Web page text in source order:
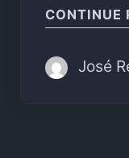
CONTINUE
José